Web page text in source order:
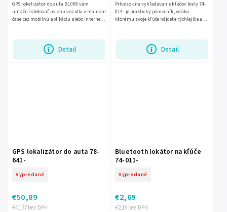
Detail
GPS lokalizátor do auta BL008 vám
umožní sledovať polohu vozidla v reálnom
čase cez mobilnú aplikáciu alebo internet.
Detail
Prívesok na vyhľadávanie kľúčov biely 74-
014- je praktický pomocník, vďaka
ktorému svoje kľúče nájdete rýchlejšie a
GPS lokalizátor do auta 78-
641-
Vypredané
€41,37 bez DPH
€50,89
Bluetooth lokátor na kľúče
74-011-
Vypredané
€2,19 bez DPH
€2,69